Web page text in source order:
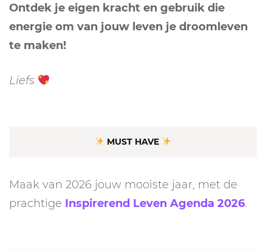
Ontdek je eigen kracht en gebruik die
energie om van jouw leven je droomleven
te maken!
Liefs
MUST HAVE
Maak van 2026 jouw mooiste jaar, met de
prachtige Inspirerend Leven Agenda 2026.